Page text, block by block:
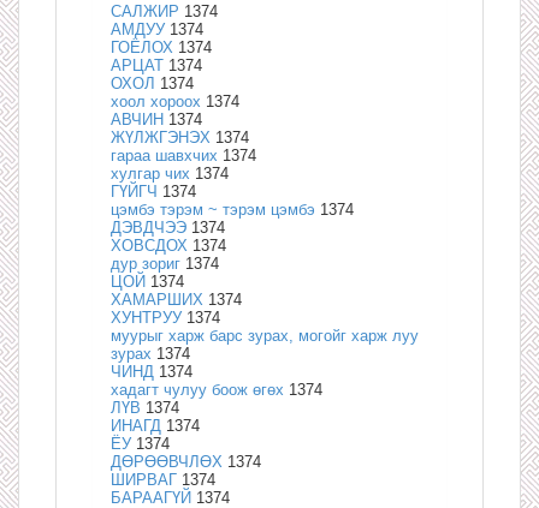
САЛЖИР 1374
АМДУУ 1374
ГОЁЛОХ 1374
АРЦАТ 1374
ОХОЛ 1374
хоол хороох 1374
АВЧИН 1374
ЖҮЛЖГЭНЭХ 1374
гараа шавхчих 1374
хулгар чих 1374
ГҮЙГЧ 1374
цэмбэ тэрэм ~ тэрэм цэмбэ 1374
ДЭВДЧЭЭ 1374
ХОВСДОХ 1374
дур зориг 1374
ЦОЙ 1374
ХАМАРШИХ 1374
ХУНТРУУ 1374
муурыг харж барс зурах, могойг харж луу
зурах 1374
ЧИНД 1374
хадагт чулуу боож өгөх 1374
ЛҮВ 1374
ИНАГД 1374
ЁУ 1374
ДӨРӨӨВЧЛӨХ 1374
ШИРВАГ 1374
БАРААГҮЙ 1374